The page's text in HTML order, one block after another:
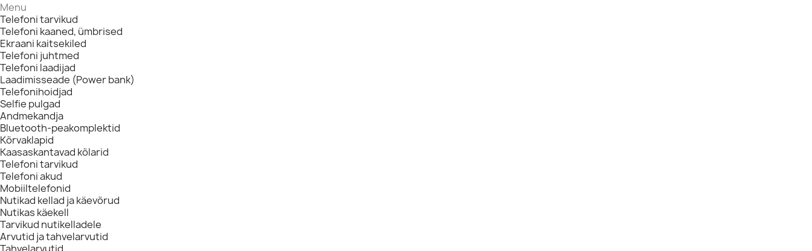
Menu
Telefoni tarvikud
Telefoni kaaned, ümbrised
Ekraani kaitsekiled
Telefoni juhtmed
Telefoni laadijad
Laadimisseade (Power bank)
Telefonihoidjad
Selfie pulgad
Andmekandja
Bluetooth-peakomplektid
Kõrvaklapid
Kaasaskantavad kõlarid
Telefoni tarvikud
Telefoni akud
Mobiiltelefonid
Nutikad kellad ja käevõrud
Nutikas käekell
Tarvikud nutikelladele
Arvutid ja tahvelarvutid